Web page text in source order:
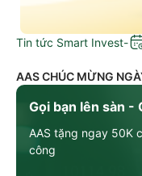
Gọi bạn lên sàn -
AAS tặng ngay 50K
công
Tin tức Smart Invest-
AAS CHÚC MỪNG